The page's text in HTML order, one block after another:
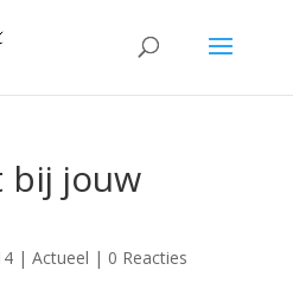
bij jouw
| Actueel | 0 Reacties